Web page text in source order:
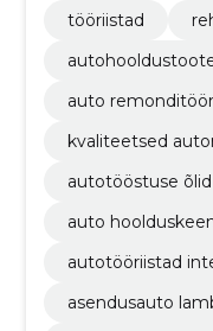
tööriistad
auto
kvaliteetsed
autotööstuse
auto
autotööriistad
asendusauto